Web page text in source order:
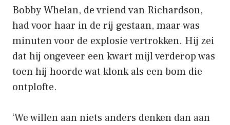
Bobby Whelan, de vriend van Richardson,
had voor haar in de rij gestaan, maar was
minuten voor de explosie vertrokken. Hij zei
dat hij ongeveer een kwart mijl verderop was
toen hij hoorde wat klonk als een bom die
ontplofte.
‘We willen aan niets anders denken dan aan